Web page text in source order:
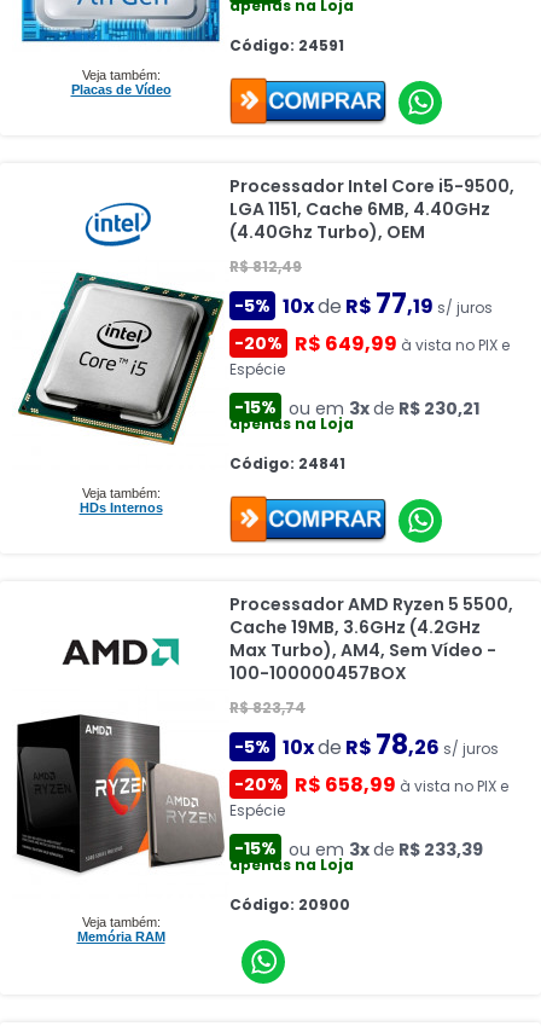
Veja também:
Placas de Vídeo
apenas na Loja
Código: 24591
Veja também:
HDs Internos
Processador Intel Core i5-9500,
LGA 1151, Cache 6MB, 4.40GHz
(4.40Ghz Turbo), OEM
R$ 812,49
-5% 10xde R$ 77,19 s/ juros
-20% R$ 649,99 à vista no PIX e
Espécie
-15% ou em 3xde R$ 230,21
apenas na Loja
Código: 24841
Veja também:
Memória RAM
Processador AMD Ryzen 5 5500,
Cache 19MB, 3.6GHz (4.2GHz
Max Turbo), AM4, Sem Vídeo -
100-100000457BOX
R$ 823,74
-5% 10xde R$ 78,26 s/ juros
-20% R$ 658,99 à vista no PIX e
Espécie
-15% ou em 3xde R$ 233,39
apenas na Loja
Código: 20900